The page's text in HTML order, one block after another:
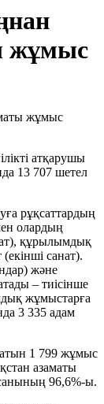
жұмыс
атқарушы
13 707 шетел
рұқсаттардың
олардың
құрылымдық
санат).
және
– тиісінше
жұмыстарға
3 335 адам
1 799 жұмыс
азаматы
96,6%-ы.